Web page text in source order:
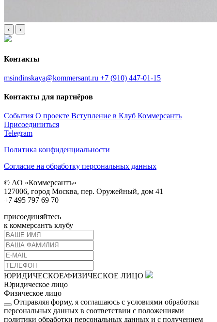
‹ ›
Контакты
msindinskaya@kommersant.ru +7 (910) 447-01-15
Контакты для партнёров
События О проекте Вступление в Клуб Коммерсантъ
Присоединиться
Telegram
Политика конфиденциальности
Согласие на обработку персональных данных
© АО «Коммерсантъ»
127006, город Москва, пер. Оружейный, дом 41
+7 495 797 69 70
присоединяйтесь
к коммерсантъ клубу
ЮРИДИЧЕСКОЕ/ФИЗИЧЕСКОЕ ЛИЦО
Юридическое лицо
Физическое лицо
Отправляя форму, я соглашаюсь с условиями обработки
персональных данных в соответствии с положениями
политики обработки персональных данных и с получением